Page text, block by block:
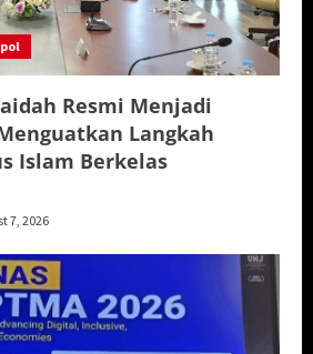
Resmi Menjadi
Langkah
Islam Berkelas
7, 2026